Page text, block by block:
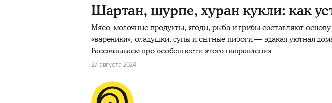
Шартан, шурпе, хуран кукли: как
Мясо, молочные продукты, ягоды, рыба и грибы составляют
«вареники», оладушки, супы и сытные пироги — эдакая уютная
Рассказываем про особенности этого направления
27 августа 2024